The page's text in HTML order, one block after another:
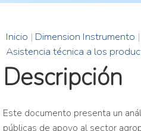
Inicio | Dimension Instrumento |
Asistencia técnica a los
Descripción
Este documento presenta un
públicas de apoyo al sector